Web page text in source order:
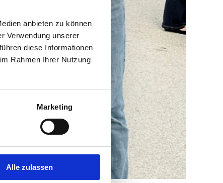
anbieten zu können
Verwendung unserer
diese Informationen
Rahmen Ihrer Nutzung
Marketing
Alle zulassen